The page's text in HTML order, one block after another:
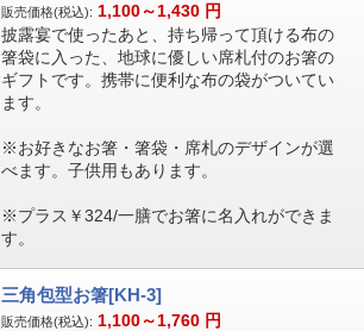
販売価格(税込): 1,100～1,430 円
披露宴で使ったあと、持ち帰って頂ける布の
箸袋に入った、地球に優しい席札付のお箸の
ギフトです。携帯に便利な布の袋がついてい
ます。
※お好きなお箸・箸袋・席札のデザインが選
べます。子供用もあります。
※プラス￥324/一膳でお箸に名入れができま
す。
三角包型お箸[KH-3]
販売価格(税込): 1,100～1,760 円